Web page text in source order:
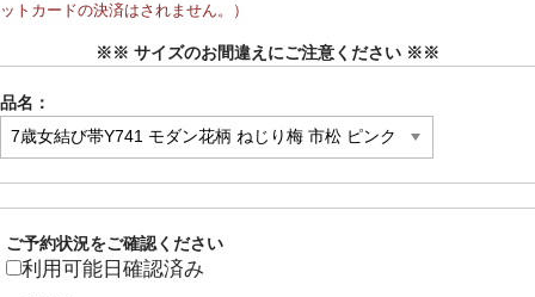
ットカードの決済はされません。）
※※ サイズのお間違えにご注意ください ※※
品名：
ご予約状況をご確認ください
利用可能日確認済み